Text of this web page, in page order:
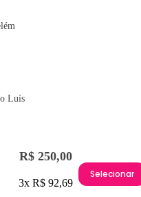
Luís
R$ 250,00
3x R$ 92,69
Selecionar